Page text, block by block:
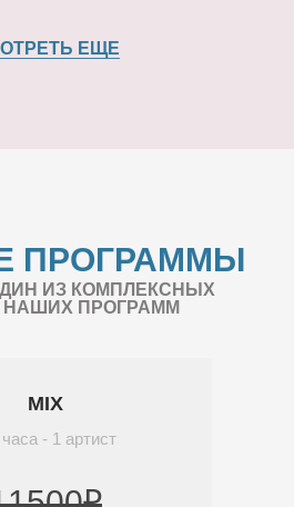
ЕЩЕ
ПРОГРАММЫ
ИЗ КОМПЛЕКСНЫХ
НАШИХ ПРОГРАММ
MIX
- 1 артист